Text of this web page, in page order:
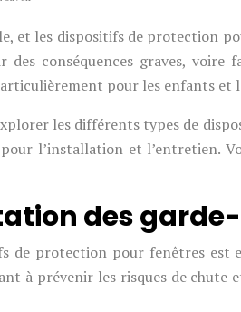
et les dispositifs de protection
conséquences graves,
pour les enfants et
les différents types de
l’installation et l’entretien.
des
de protection pour fenêtres
à prévenir les risques de